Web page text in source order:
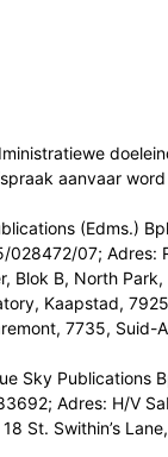
aanvaar word
(Edms.)
028472/07; Adres:
Blok B, North
Kaapstad,
7735, Suid-
Sky Publications
Adres: H/V
St. Swithin’s